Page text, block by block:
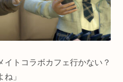
イトコラボカフェ行かない？
」